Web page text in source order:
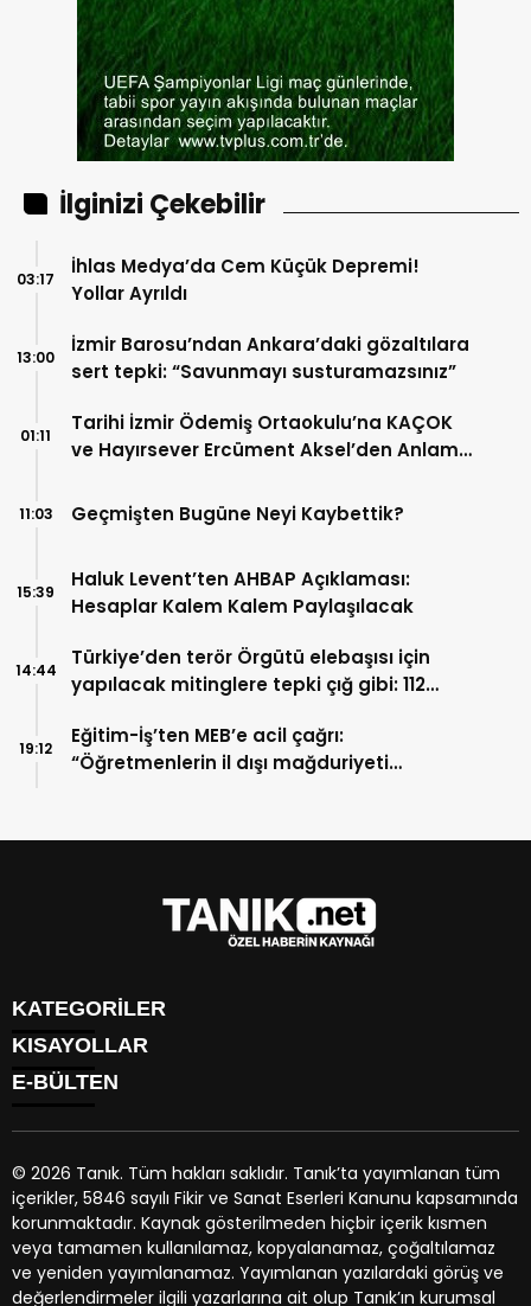
İlginizi Çekebilir
İhlas Medya’da Cem Küçük Depremi!
Yollar Ayrıldı
03:17
İzmir Barosu’ndan Ankara’daki gözaltılara
sert tepki: “Savunmayı susturamazsınız”
13:00
Tarihi İzmir Ödemiş Ortaokulu’na KAÇOK
ve Hayırsever Ercüment Aksel’den Anlamlı
01:11
Geçmişten Bugüne Neyi Kaybettik?
11:03
Haluk Levent’ten AHBAP Açıklaması:
Hesaplar Kalem Kalem Paylaşılacak
15:39
Türkiye’den terör Örgütü elebaşısı için
yapılacak mitinglere tepki çığ gibi: 112
14:44
Eğitim-İş’ten MEB’e acil çağrı:
“Öğretmenlerin il dışı mağduriyeti
19:12
KATEGORİLER
GÜNDEM
EKONOMİ
SİYASET
YAŞAM
BİYOGRAFİLER
EGE BÖLGESİ
KISAYOLLAR
HAVA DURUMU
TRAFİK DURUMU
PUAN DURUMU
PİYASALAR
HİSSELER
PARİTELER
E-BÜLTEN
tanik.nete-bültenine abone olarak, tarafınıza haber, duyuru
ve kampanya içerikli e-postaların gönderilmesini kabul etmiş
olursunuz.
© 2026 Tanık. Tüm hakları saklıdır. Tanık’ta yayımlanan tüm
içerikler, 5846 sayılı Fikir ve Sanat Eserleri Kanunu kapsamında
korunmaktadır. Kaynak gösterilmeden hiçbir içerik kısmen
veya tamamen kullanılamaz, kopyalanamaz, çoğaltılamaz
ve yeniden yayımlanamaz. Yayımlanan yazılardaki görüş ve
değerlendirmeler ilgili yazarlarına ait olup Tanık’ın kurumsal